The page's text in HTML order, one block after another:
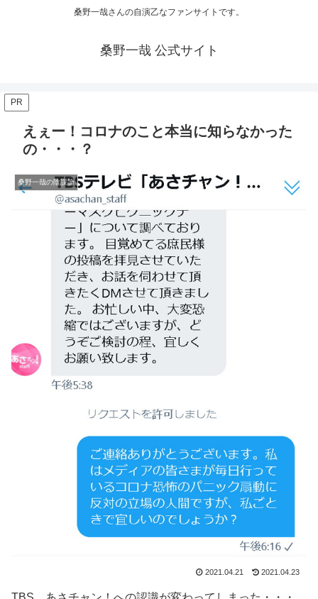
桑野一哉さんの自演乙なファンサイトです。
桑野一哉 公式サイト
PR
えぇー！コロナのこと本当に知らなかった
の・・・？
桑野一哉の陰謀論
2021.04.21 2021.04.23